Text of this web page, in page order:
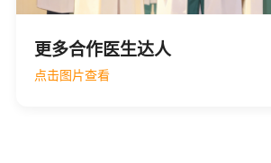
更多合作医生达人
点击图片查看